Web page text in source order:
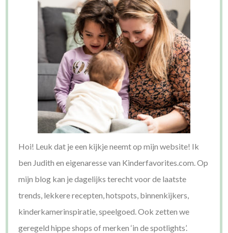
Hoi! Leuk dat je een kijkje neemt op mijn website! Ik
ben Judith en eigenaresse van Kinderfavorites.com. Op
mijn blog kan je dagelijks terecht voor de laatste
trends, lekkere recepten, hotspots, binnenkijkers,
kinderkamerinspiratie, speelgoed. Ook zetten we
geregeld hippe shops of merken ‘in de spotlights’.